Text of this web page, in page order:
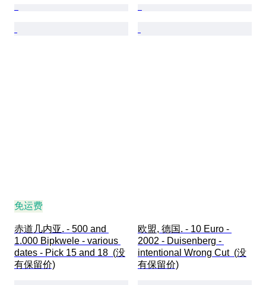
免运费
赤道几内亚. - 500 and
1.000 Bipkwele - various
dates - Pick 15 and 18  (没
有保留价)
欧盟, 德国. - 10 Euro -
2002 - Duisenberg -
intentional Wrong Cut  (没
有保留价)